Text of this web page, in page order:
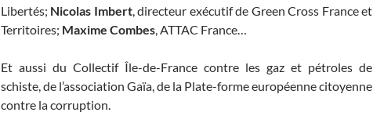
Libertés; Nicolas Imbert, directeur exécutif de Green Cross France et
Territoires; Maxime Combes, ATTAC France…
Et aussi du Collectif Île-de-France contre les gaz et pétroles de
schiste, de l’association Gaïa, de la Plate-forme européenne citoyenne
contre la corruption.